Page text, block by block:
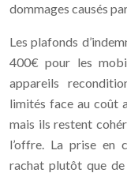
dommages causés
Les plafonds
400€ pour les
appareils
limités face au coût
mais ils restent
l’offre. La prise en
rachat plutôt que